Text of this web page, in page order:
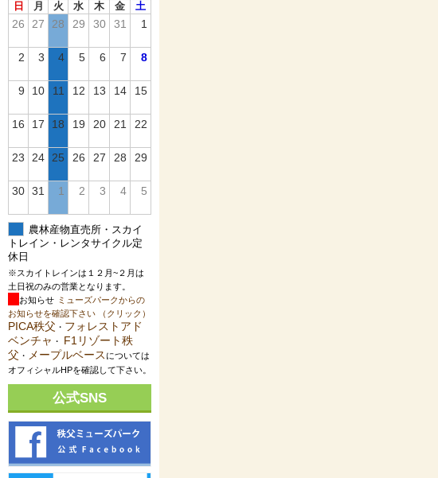
日 月 火 水 木 金 土
26 27 28 29 30 31 1
2 3 4 5 6 7 8
9 10 11 12 13 14 15
16 17 18 19 20 21 22
23 24 25 26 27 28 29
30 31 1 2 3 4 5
農林産物直売所・スカイ
トレイン・レンタサイクル定
休日
※スカイトレインは１２月~２月は
土日祝のみの営業となります。
お知らせ ミューズパークからの
お知らせを確認下さい （クリック）
PICA秩父 ・ フォレストアド
ベンチャ ・ F1リゾート秩
父 ・ メープルベース については
オフィシャルHPを確認して下さい。
公式SNS